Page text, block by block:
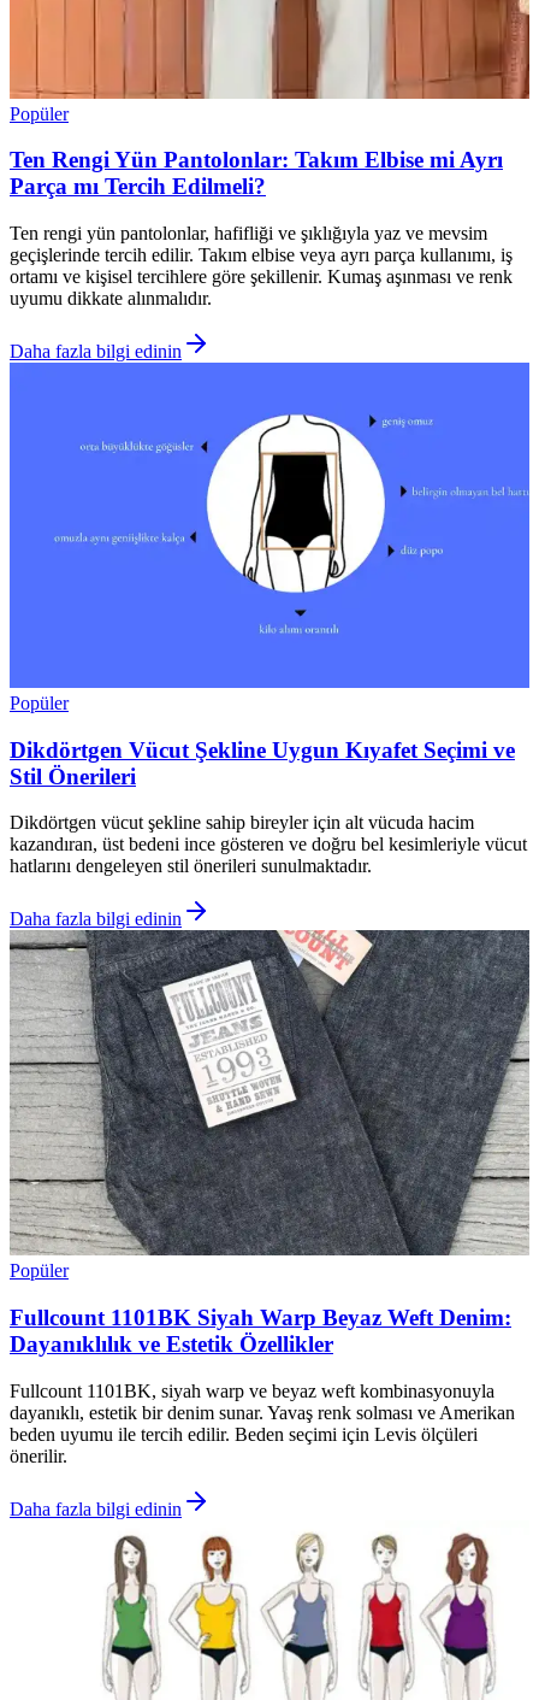
Popüler
Ten Rengi Yün Pantolonlar: Takım Elbise mi Ayrı
Parça mı Tercih Edilmeli?
Ten rengi yün pantolonlar, hafifliği ve şıklığıyla yaz ve mevsim
geçişlerinde tercih edilir. Takım elbise veya ayrı parça kullanımı, iş
ortamı ve kişisel tercihlere göre şekillenir. Kumaş aşınması ve renk
uyumu dikkate alınmalıdır.
Daha fazla bilgi edinin
Popüler
Dikdörtgen Vücut Şekline Uygun Kıyafet Seçimi ve
Stil Önerileri
Dikdörtgen vücut şekline sahip bireyler için alt vücuda hacim
kazandıran, üst bedeni ince gösteren ve doğru bel kesimleriyle vücut
hatlarını dengeleyen stil önerileri sunulmaktadır.
Daha fazla bilgi edinin
Popüler
Fullcount 1101BK Siyah Warp Beyaz Weft Denim:
Dayanıklılık ve Estetik Özellikler
Fullcount 1101BK, siyah warp ve beyaz weft kombinasyonuyla
dayanıklı, estetik bir denim sunar. Yavaş renk solması ve Amerikan
beden uyumu ile tercih edilir. Beden seçimi için Levis ölçüleri
önerilir.
Daha fazla bilgi edinin